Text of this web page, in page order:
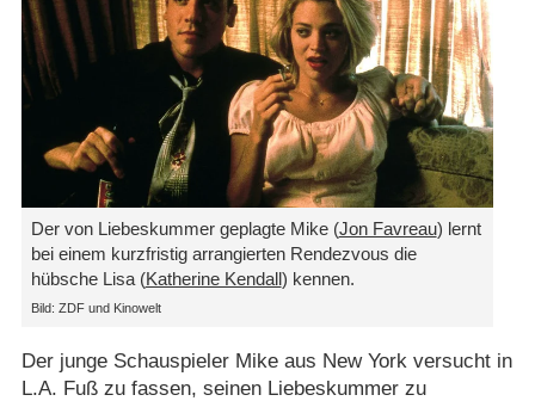
Der von Liebeskummer geplagte Mike (Jon Favreau) lernt
bei einem kurzfristig arrangierten Rendezvous die
hübsche Lisa (Katherine Kendall) kennen.
Bild: ZDF und Kinowelt
Der junge Schauspieler Mike aus New York versucht in
L.A. Fuß zu fassen, seinen Liebeskummer zu